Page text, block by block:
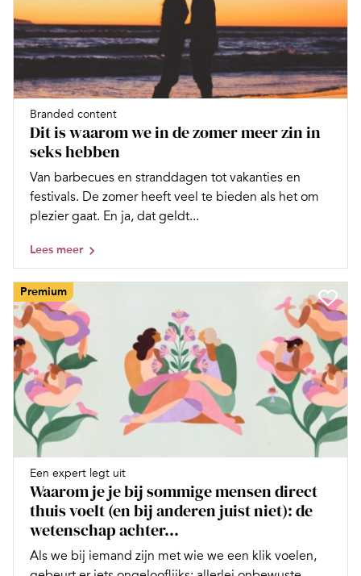
Branded content
Dit is waarom we in de zomer meer zin in
seks hebben
Van barbecues en stranddagen tot vakanties en
festivals. De zomer heeft veel te bieden als het om
plezier gaat. En ja, dat geldt...
Lees meer
Premium
Een expert legt uit
Waarom je je bij sommige mensen direct
thuis voelt (en bij anderen juist niet): de
wetenschap achter...
Als we bij iemand zijn met wie we een klik voelen,